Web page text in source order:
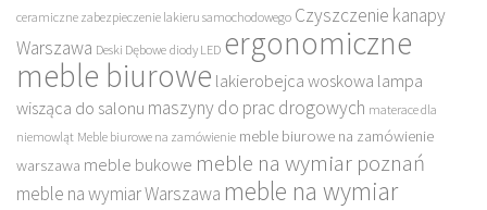
ceramiczne zabezpieczenie lakieru samochodowego Czyszczenie kanapy
Warszawa Deski Dębowe diody LED ergonomiczne
meble biurowe lakierobejca woskowa lampa
wisząca do salonu maszyny do prac drogowych materace dla
niemowląt Meble biurowe na zamówienie meble biurowe na zamówienie
warszawa meble bukowe meble na wymiar poznań
meble na wymiar Warszawa meble na wymiar